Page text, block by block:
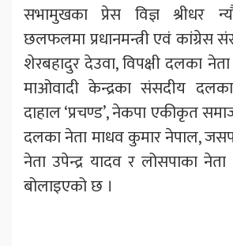
सभामुखका प्रेस विज्ञ श्रीधर
छलफलमा प्रधानमन्त्री एवं कांग्रेस
शेरबहादुर देउवा, विपक्षी दलका
माओवादी केन्द्रका संसदीय
दाहाल ‘प्रचण्ड’, नेकपा एकीकृत
दलका नेता माधव कुमार नेपाल,
नेता उपेन्द्र यादव र लोसपाका
बोलाइएको छ ।